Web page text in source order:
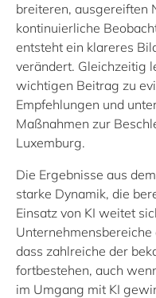
breiteren, ausgereiften
kontinuierliche
entsteht ein klareres
verändert. Gleichzeitig
wichtigen Beitrag zu
Empfehlungen und
Maßnahmen zur
Luxemburg.
Die Ergebnisse aus
starke Dynamik, die
Einsatz von KI weitet
dass zahlreiche der
fortbestehen, auch
im Umgang mit KI